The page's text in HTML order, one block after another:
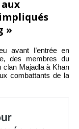
»
avant l’entrée en
des membres du
clan Majadla à Khan
combattants de la